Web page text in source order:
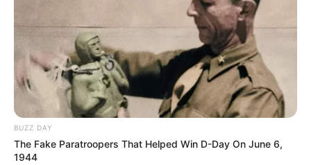
BUZZ DAY
The Fake Paratroopers That Helped Win D-Day On June 6,
1944